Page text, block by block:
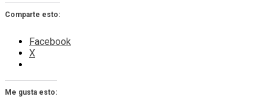
Comparte esto:
Facebook
X
Me gusta esto: